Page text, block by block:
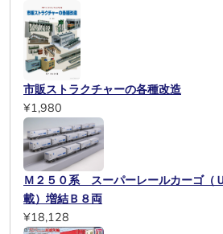
市販ストラクチャーの各種改造
¥1,980
Ｍ２５０系 スーパーレールカーゴ（
載）増結Ｂ８両
¥18,128